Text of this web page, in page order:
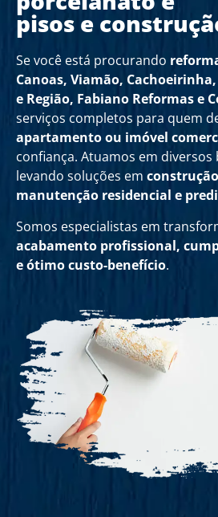
pisos e
Se você está procurando
Canoas, Viamão,
e Região, Fabiano Reformas e
serviços completos para quem
apartamento ou imóvel
confiança. Atuamos em diversos
levando soluções em
manutenção residencial e
Somos especialistas em
acabamento profissional,
e ótimo custo-benefício.